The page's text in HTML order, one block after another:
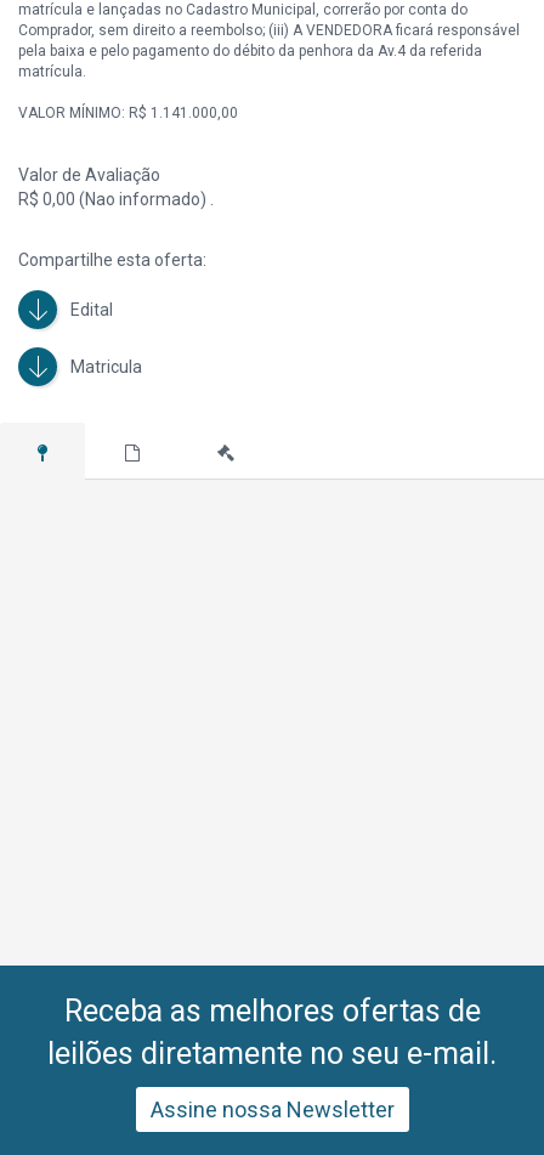
matrícula e lançadas no Cadastro Municipal, correrão por conta do
Comprador, sem direito a reembolso; (iii) A VENDEDORA ficará responsável
pela baixa e pelo pagamento do débito da penhora da Av.4 da referida
matrícula.
VALOR MÍNIMO: R$ 1.141.000,00
Valor de Avaliação
R$ 0,00 (Nao informado) .
Compartilhe esta oferta:
Edital
Matricula
Receba as melhores ofertas de
leilões diretamente no seu e-mail.
Assine nossa Newsletter